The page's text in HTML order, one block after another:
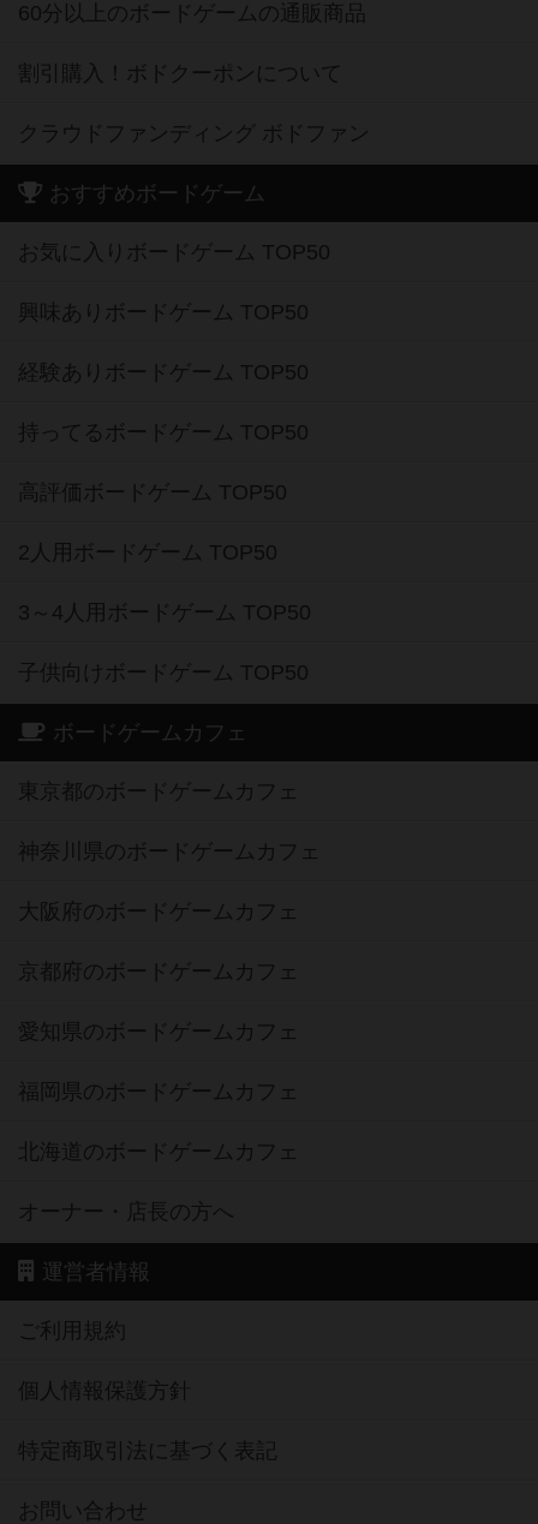
60分以上のボードゲームの通販商品
割引購入！ボドクーポンについて
クラウドファンディング ボドファン
おすすめボードゲーム
お気に入りボードゲーム TOP50
興味ありボードゲーム TOP50
経験ありボードゲーム TOP50
持ってるボードゲーム TOP50
高評価ボードゲーム TOP50
2人用ボードゲーム TOP50
3～4人用ボードゲーム TOP50
子供向けボードゲーム TOP50
ボードゲームカフェ
東京都のボードゲームカフェ
神奈川県のボードゲームカフェ
大阪府のボードゲームカフェ
京都府のボードゲームカフェ
愛知県のボードゲームカフェ
福岡県のボードゲームカフェ
北海道のボードゲームカフェ
オーナー・店長の方へ
運営者情報
ご利用規約
個人情報保護方針
特定商取引法に基づく表記
お問い合わせ